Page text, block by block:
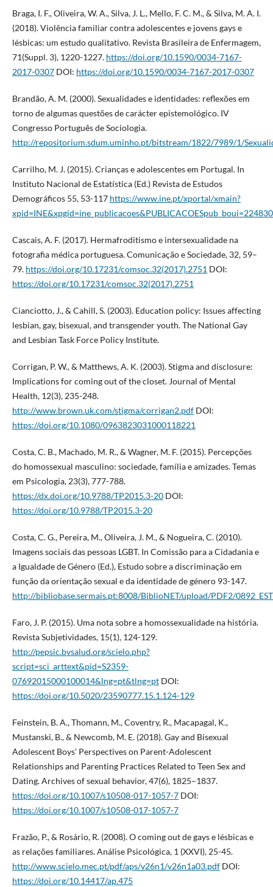
Braga, I. F., Oliveira, W. A., Silva, J. L., Mello, F. C. M., & Silva, M. A. I.
(2018). Violência familiar contra adolescentes e jovens gays e
lésbicas: um estudo qualitativo. Revista Brasileira de Enfermagem,
71(Suppl. 3), 1220-1227. https://doi.org/10.1590/0034-7167-
2017-0307DOI: https://doi.org/10.1590/0034-7167-2017-0307
Brandão, A. M. (2000). Sexualidades e identidades: reflexões em
torno de algumas questões de carácter epistemológico. IV
Congresso Português de Sociologia.
http://repositorium.sdum.uminho.pt/bitstream/1822/7989/1/
Carrilho, M. J. (2015). Crianças e adolescentes em Portugal. In
Instituto Nacional de Estatística (Ed.) Revista de Estudos
Demográficos 55, 53-117 https://www.ine.pt/xportal/xmain?
Cascais, A. F. (2017). Hermafroditismo e intersexualidade na
fotografia médica portuguesa. Comunicação e Sociedade, 32, 59–
79. https://doi.org/10.17231/comsoc.32(2017).2751 DOI:
https://doi.org/10.17231/comsoc.32(2017).2751
Cianciotto, J., & Cahill, S. (2003). Education policy: Issues affecting
lesbian, gay, bisexual, and transgender youth. The National Gay
and Lesbian Task Force Policy Institute.
Corrigan, P. W., & Matthews, A. K. (2003). Stigma and disclosure:
Implications for coming out of the closet. Journal of Mental
Health, 12(3), 235-248.
http://www.brown.uk.com/stigma/corrigan2.pdfDOI:
https://doi.org/10.1080/0963823031000118221
Costa, C. B., Machado, M. R., & Wagner, M. F. (2015). Percepções
do homossexual masculino: sociedade, família e amizades. Temas
em Psicologia, 23(3), 777-788.
https://dx.doi.org/10.9788/TP2015.3-20DOI:
https://doi.org/10.9788/TP2015.3-20
Costa, C. G., Pereira, M., Oliveira, J. M., & Nogueira, C. (2010).
Imagens sociais das pessoas LGBT. In Comissão para a Cidadania e
a Igualdade de Género (Ed.), Estudo sobre a discriminação em
função da orientação sexual e da identidade de género 93-147.
http://bibliobase.sermais.pt:8008/BiblioNET/upload/PDF2/
Faro, J. P. (2015). Uma nota sobre a homossexualidade na história.
Revista Subjetividades, 15(1), 124-129.
http://pepsic.bvsalud.org/scielo.php?
script=sci_arttext&pid=S2359-
07692015000100014&lng=pt&tlng=ptDOI:
https://doi.org/10.5020/23590777.15.1.124-129
Feinstein, B. A., Thomann, M., Coventry, R., Macapagal, K.,
Mustanski, B., & Newcomb, M. E. (2018). Gay and Bisexual
Adolescent Boys' Perspectives on Parent-Adolescent
Relationships and Parenting Practices Related to Teen Sex and
Dating. Archives of sexual behavior, 47(6), 1825–1837.
https://doi.org/10.1007/s10508-017-1057-7DOI:
https://doi.org/10.1007/s10508-017-1057-7
Frazão, P., & Rosário, R. (2008). O coming out de gays e lésbicas e
as relações familiares. Análise Psicológica, 1 (XXVI), 25-45.
http://www.scielo.mec.pt/pdf/aps/v26n1/v26n1a03.pdfDOI:
https://doi.org/10.14417/ap.475